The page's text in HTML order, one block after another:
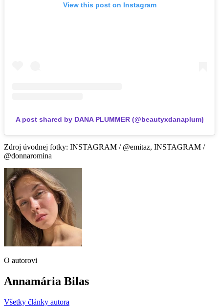
View this post on Instagram
A post shared by DANA PLUMMER (@beautyxdanaplum)
Zdroj úvodnej fotky: INSTAGRAM / @emitaz, INSTAGRAM /
@donnaromina
O autorovi
Annamária Bilas
Všetky články autora